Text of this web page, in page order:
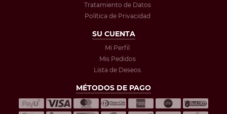
Tratamiento de Datos
Política de Privacidad
SU CUENTA
Mi Perfil
Mis Pedidos
Lista de Deseos
MÉTODOS DE PAGO